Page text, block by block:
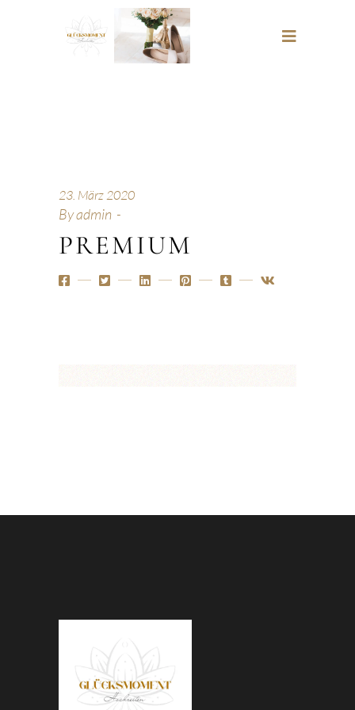
23. März 2020
Byadmin
PREMIUM